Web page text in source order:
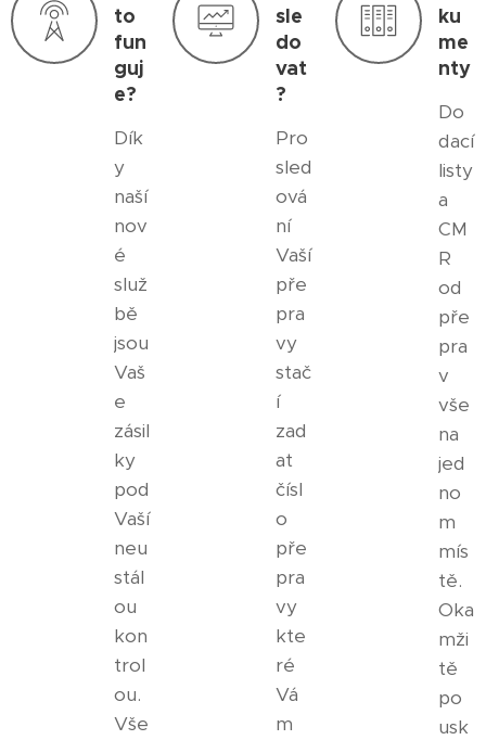
to
fun
guj
e?
Dík
y
naší
nov
é
služ
bě
jsou
Vaš
e
zásil
ky
pod
Vaší
neu
stál
ou
kon
trol
ou.
Vše
sle
do
vat
?
Pro
sled
ová
ní
Vaší
pře
pra
vy
stač
í
zad
at
čísl
o
pře
pra
vy
kte
ré
Vá
m
ku
me
nty
Do
dací
listy
a
CM
R
od
pře
pra
v
vše
na
jed
no
m
mís
tě.
Oka
mži
tě
po
usk